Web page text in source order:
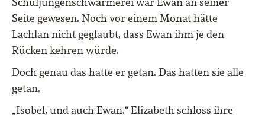
Seite gewesen. Noch vor einem Monat hätte
Lachlan nicht geglaubt, dass Ewan ihm je den
Rücken kehren würde.
Doch genau das hatte er getan. Das hatten sie alle
getan.
„Isobel, und auch Ewan.“ Elizabeth schloss ihre